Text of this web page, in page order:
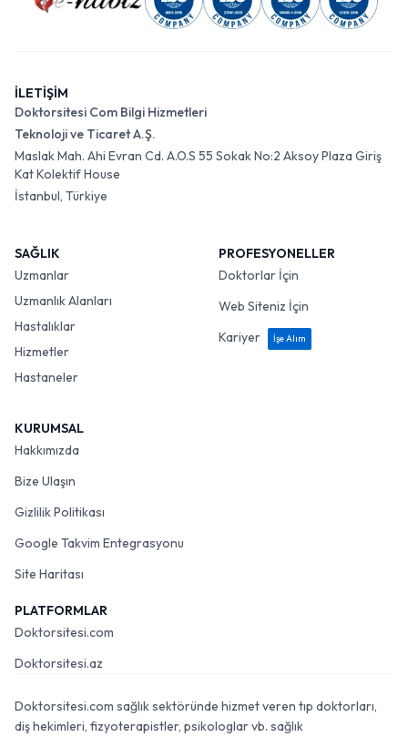
İLETİŞİM
Doktorsitesi Com Bilgi Hizmetleri
Teknoloji ve Ticaret A.Ş.
Maslak Mah. Ahi Evran Cd. A.O.S 55 Sokak No:2 Aksoy Plaza Giriş
Kat Kolektif House
İstanbul, Türkiye
SAĞLIK
Uzmanlar
Uzmanlık Alanları
Hastalıklar
Hizmetler
Hastaneler
PROFESYONELLER
Doktorlar İçin
Web Siteniz İçin
Kariyer
İşe Alım
KURUMSAL
Hakkımızda
Bize Ulaşın
Gizlilik Politikası
Google Takvim Entegrasyonu
Site Haritası
PLATFORMLAR
Doktorsitesi.com
Doktorsitesi.az
Doktorsitesi.com sağlık sektöründe hizmet veren tıp doktorları,
diş hekimleri, fizyoterapistler, psikologlar vb. sağlık